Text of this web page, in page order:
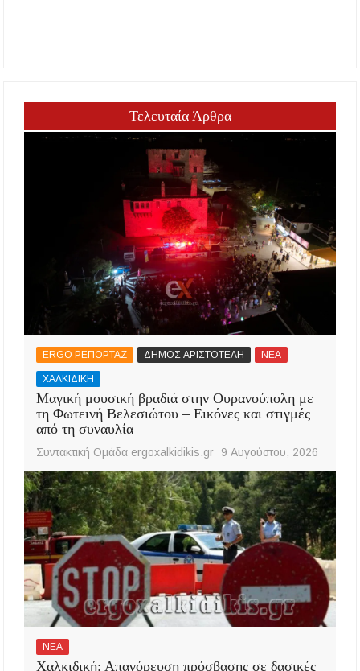
Τελευταία Άρθρα
ERGO ΡΕΠΟΡΤΑΖ ΔΗΜΟΣ ΑΡΙΣΤΟΤΕΛΗ ΝΕΑ
ΧΑΛΚΙΔΙΚΗ
Μαγική μουσική βραδιά στην Ουρανούπολη με
τη Φωτεινή Βελεσιώτου – Εικόνες και στιγμές
από τη συναυλία
Συντακτική Ομάδα ergoxalkidikis.gr 9 Αυγούστου, 2026
ΝΕΑ
Χαλκιδική: Απαγόρευση πρόσβασης σε δασικές